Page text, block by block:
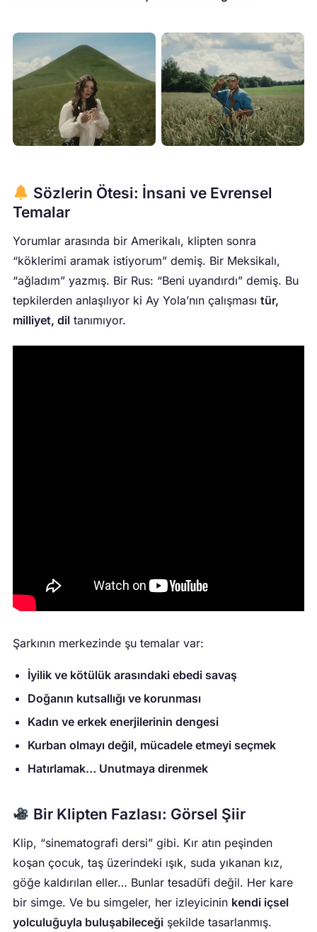
Sözlerin Ötesi: İnsani ve Evrensel
Temalar
Yorumlar arasında bir Amerikalı, klipten sonra
“köklerimi aramak istiyorum” demiş. Bir Meksikalı,
“ağladım” yazmış. Bir Rus: “Beni uyandırdı” demiş. Bu
tepkilerden anlaşılıyor ki Ay Yola’nın çalışması tür,
milliyet, dil tanımıyor.
Şarkının merkezinde şu temalar var:
İyilik ve kötülük arasındaki ebedi savaş
Doğanın kutsallığı ve korunması
Kadın ve erkek enerjilerinin dengesi
Kurban olmayı değil, mücadele etmeyi seçmek
Hatırlamak… Unutmaya direnmek
Bir Klipten Fazlası: Görsel Şiir
Klip, “sinematografi dersi” gibi. Kır atın peşinden
koşan çocuk, taş üzerindeki ışık, suda yıkanan kız,
göğe kaldırılan eller… Bunlar tesadüfi değil. Her kare
bir simge. Ve bu simgeler, her izleyicinin kendi içsel
yolculuğuyla buluşabileceği şekilde tasarlanmış.